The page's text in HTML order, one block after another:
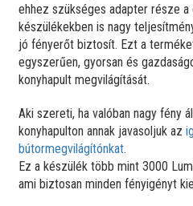
ehhez szükséges adapter része a
készülékekben is nagy
jó fényerőt biztosít. Ezt a
egyszerűen, gyorsan és
konyhapult megvilágítását.
Aki szereti, ha valóban nagy fény
konyhapulton annak javasoljuk az
bútormegvilágítónkat.
Ez a készülék több mint 3000
ami biztosan minden fényigényt